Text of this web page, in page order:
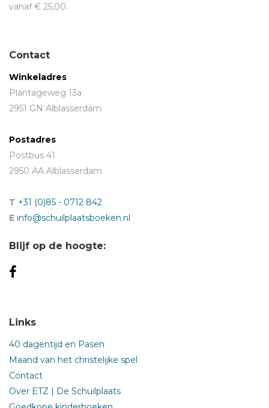
vanaf € 25,00.
Contact
Winkeladres
Plantageweg 13a
2951 GN Alblasserdam
Postadres
Postbus 41
2950 AA Alblasserdam
T +31 (0)85 - 0712 842
E info@schuilplaatsboeken.nl
Blijf op de hoogte:
Links
40 dagentijd en Pasen
Maand van het christelijke spel
Contact
Over ETZ | De Schuilplaats